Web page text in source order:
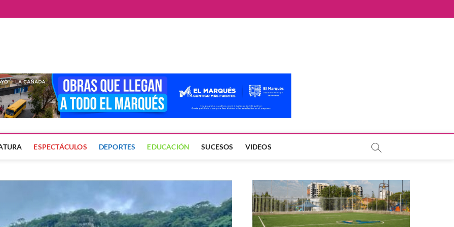
ESPECTÁCULOS DEPORTES EDUCACIÓN SUCESOS VIDEOS